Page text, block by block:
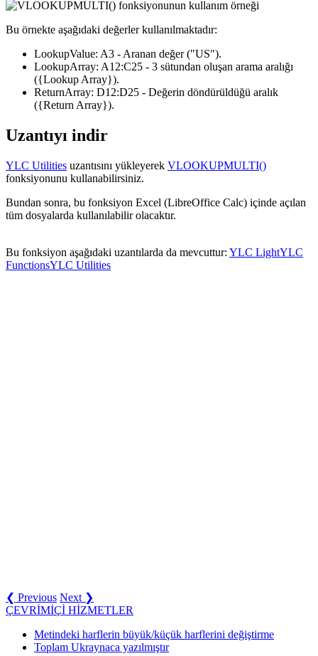
Bu örnekte aşağıdaki değerler kullanılmaktadır:
LookupValue: A3 - Aranan değer("US").
LookupArray: A12:C25 - 3 sütundan oluşan arama aralığı
({Lookup Array}).
ReturnArray: D12:D25 - Değerin döndürüldüğü aralık
({Return Array}).
Uzantıyı indir
YLC Utilities uzantısını yükleyerek VLOOKUPMULTI()
fonksiyonunu kullanabilirsiniz.
Bundan sonra, bu fonksiyon Excel (LibreOffice Calc) içinde açılan
tüm dosyalarda kullanılabilir olacaktır.
Bu fonksiyon aşağıdaki uzantılarda da mevcuttur: YLC LightYLC
FunctionsYLC Utilities
❮ Previous Next ❯
ÇEVRİMİÇİ HİZMETLER
Metindeki harflerin büyük/küçük harflerini değiştirme
Toplam Ukraynaca yazılmıştır